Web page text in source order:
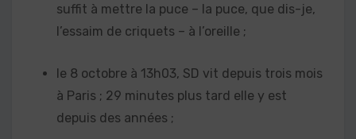
suffit à mettre la puce – la puce, que dis-je,
l’essaim de criquets – à l’oreille ;
le 8 octobre à 13h03, SD vit depuis trois mois
à Paris ; 29 minutes plus tard elle y est
depuis des années ;